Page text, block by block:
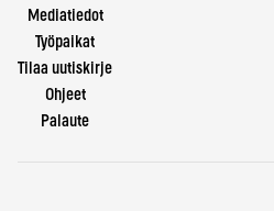
Mediatiedot
Työpaikat
Tilaa uutiskirje
Ohjeet
Palaute